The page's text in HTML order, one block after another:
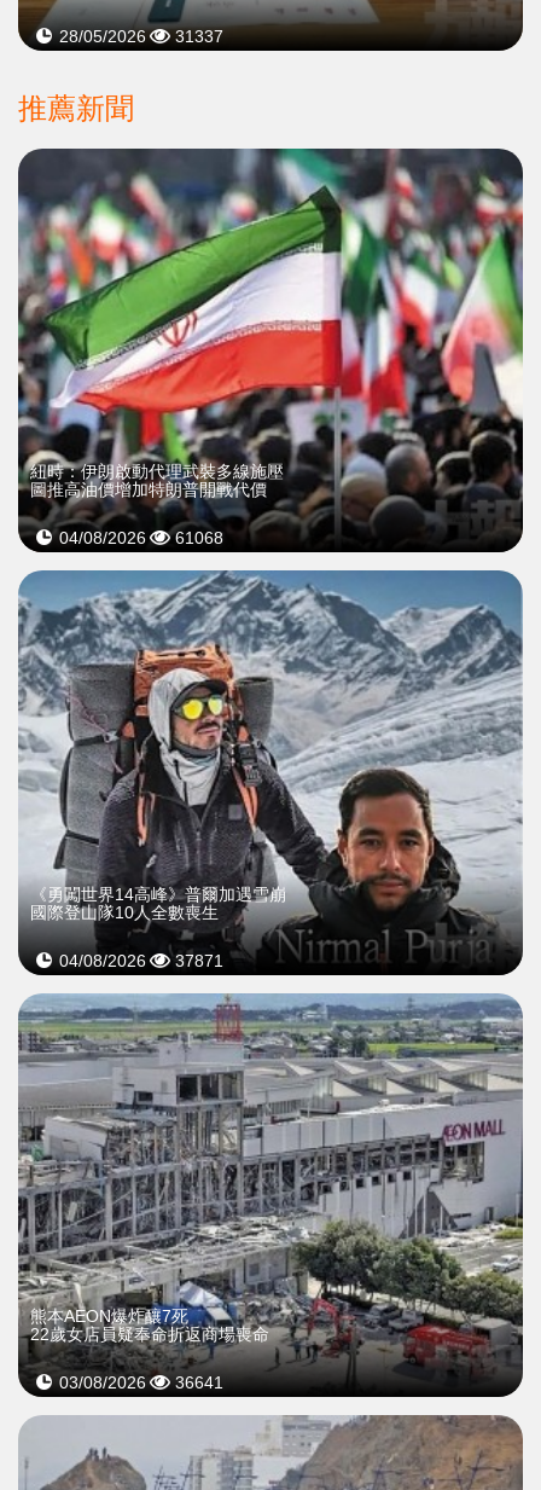
28/05/2026 31337
推薦新聞
紐時：伊朗啟動代理武裝多線施壓
圖推高油價增加特朗普開戰代價
04/08/2026 61068
《勇闖世界14高峰》普爾加遇雪崩
國際登山隊10人全數喪生
04/08/2026 37871
熊本AEON爆炸釀7死
22歲女店員疑奉命折返商場喪命
03/08/2026 36641